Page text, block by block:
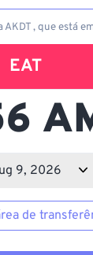
, que está
EAT
de